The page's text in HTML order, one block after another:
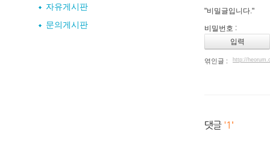
자유게시판
문의게시판
"비밀글입니다."
비밀번호 :
엮인글 : http://